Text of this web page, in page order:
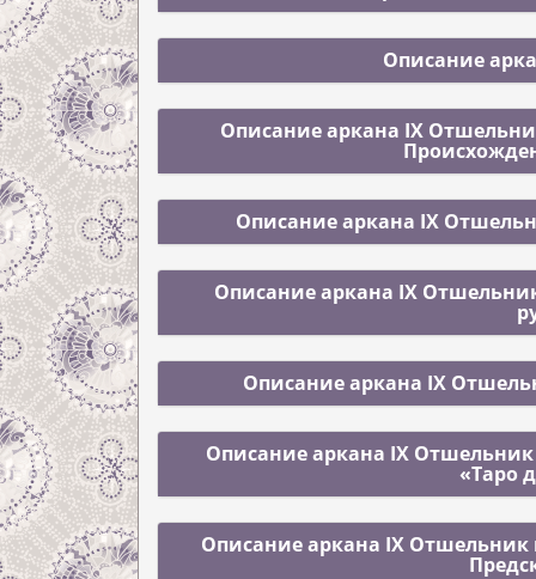
Описание
Описание аркана IX
Описание аркана IX
Описание аркана IX
Описание аркана IX
Описание аркана IX Отшельник
«Таро
Описание аркана IX Отшельник